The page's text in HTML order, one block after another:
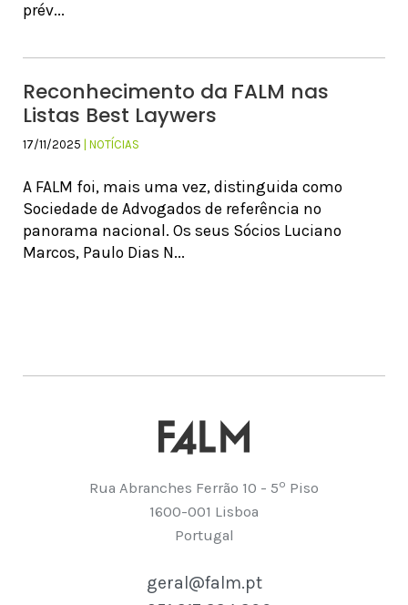
prév...
Reconhecimento da FALM nas
Listas Best Laywers
17/11/2025 | NOTÍCIAS
A FALM foi, mais uma vez, distinguida como
Sociedade de Advogados de referência no
panorama nacional. Os seus Sócios Luciano
Marcos, Paulo Dias N...
Rua Abranches Ferrão 10 - 5º Piso
1600-001 Lisboa
Portugal
geral@falm.pt